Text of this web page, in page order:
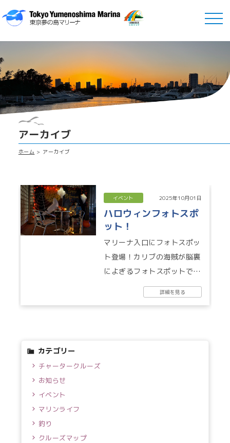
アーカイブ
ホーム アーカイブ
イベント 2025年10月01日
ハロウィンフォトスポ
ット！
マリーナ入口にフォトスポッ
ト登場！カリブの海賊が脳裏
によぎるフォトスポットで
す。お立ち寄りください
詳細を見る
カテゴリー
チャータークルーズ
お知らせ
イベント
マリンライフ
釣り
クルーズマップ